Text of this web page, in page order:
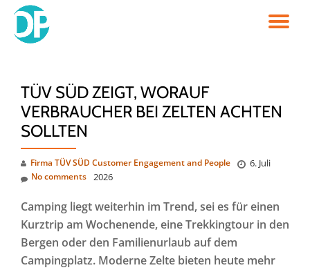
Skip
TÜV SÜD ZEIGT, WORAUF
VERBRAUCHER BEI ZELTEN ACHTEN
SOLLTEN
Firma TÜV SÜD Customer Engagement and People
6. Juli
2026
No comments
Camping liegt weiterhin im Trend, sei es für einen
Kurztrip am Wochenende, eine Trekkingtour in den
Bergen oder den Familienurlaub auf dem
Campingplatz. Moderne Zelte bieten heute mehr